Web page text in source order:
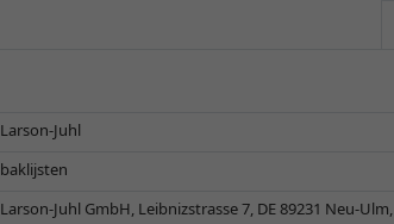
Larson-Juhl
baklijsten
Larson-Juhl GmbH, Leibnizstrasse 7, DE 89231 Neu-Ulm,